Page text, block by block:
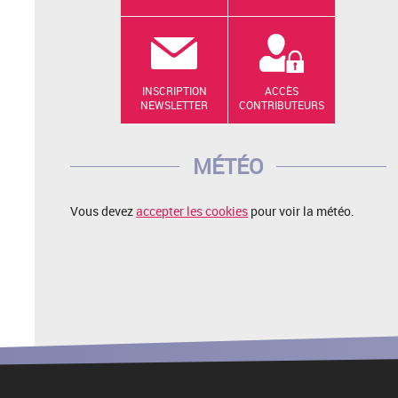
INSCRIPTION
NEWSLETTER
ACCÈS
CONTRIBUTEURS
MÉTÉO
Vous devezaccepter les cookies pour voir la météo.